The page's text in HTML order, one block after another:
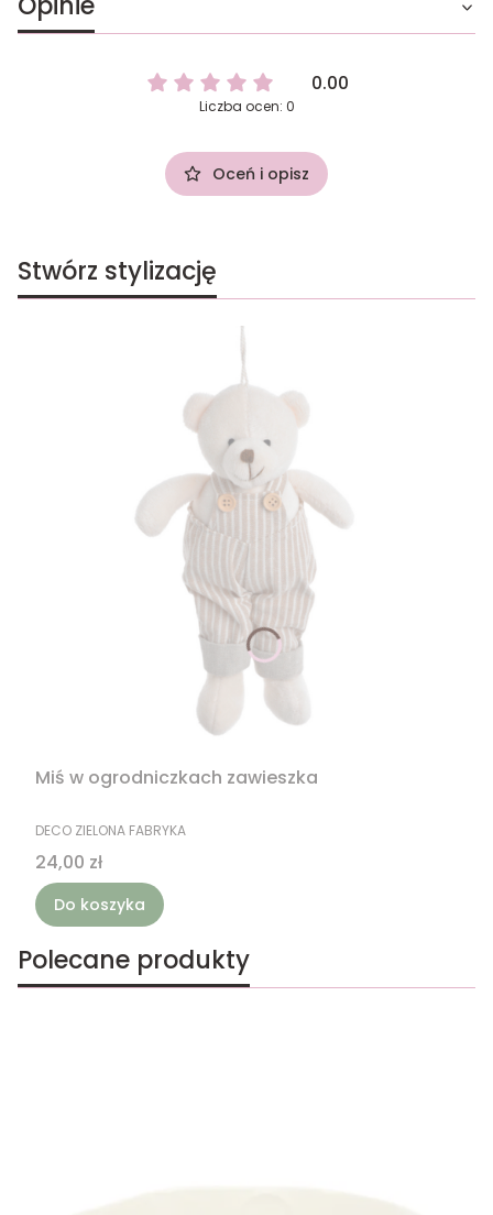
0.00
Liczba ocen: 0
Oceń i opisz
Stwórz stylizację
Miś w ogrodniczkach zawieszka
PRODUCENT
DECO ZIELONA FABRYKA
Cena
24,00 zł
Do koszyka
Polecane produkty